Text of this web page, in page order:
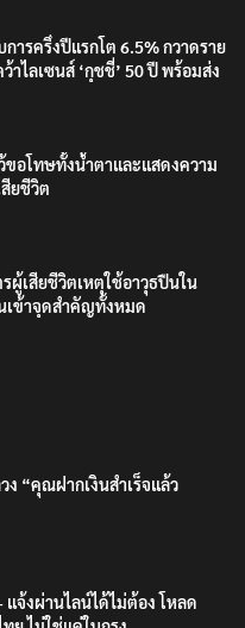
ารครึ่งปีแรกโต 6.5% กวาดราย
ขอโทษทั้งน้ำตาและแสดงความ
ผู้เสียชีวิตเหตุใช้อาวุธปืนใน
ง “คุณฝากเงินสำเร็จแล้ว